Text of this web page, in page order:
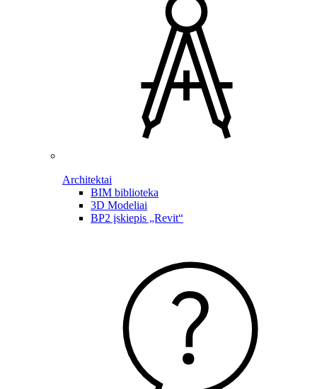
Architektai
BIM biblioteka
3D Modeliai
BP2 įskiepis „Revit“